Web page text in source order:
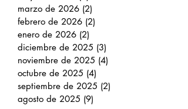
junio de 2026 (2)2 entradas
mayo de 2026 (2)2 entradas
marzo de 2026 (2)
febrero de 2026 (2) 2 entradas
enero de 2026 (2)2 entradas
diciembre de 2025
noviembre de 2025 (4)4 entradas
octubre de 2025 (4)